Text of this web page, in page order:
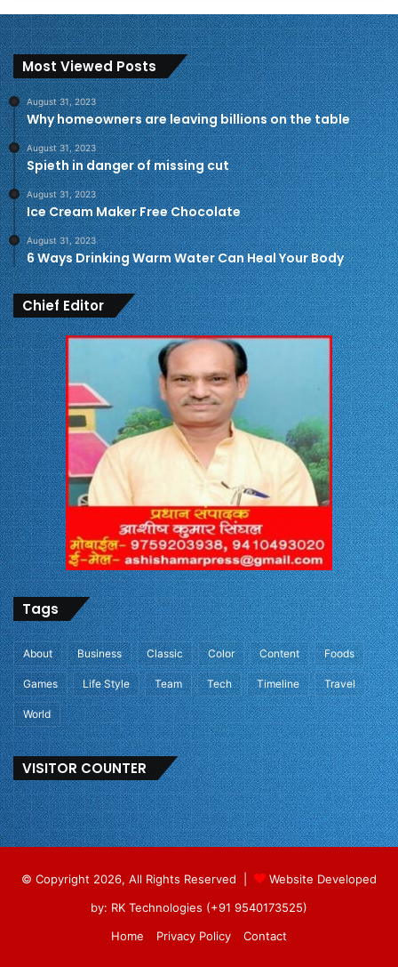
Most Viewed Posts
August 31, 2023
Why homeowners are leaving billions on the table
August 31, 2023
Spieth in danger of missing cut
August 31, 2023
Ice Cream Maker Free Chocolate
August 31, 2023
6 Ways Drinking Warm Water Can Heal Your Body
Chief Editor
Tags
About Business Classic Color Content Foods
Games Life Style Team Tech Timeline Travel
World
VISITOR COUNTER
© Copyright 2026, All Rights Reserved |
Website Developed
by: RK Technologies (+91 9540173525)
Home
Privacy Policy Contact